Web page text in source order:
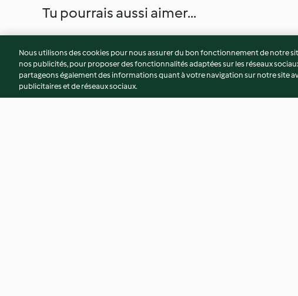
Tu pourrais aussi aimer...
Nous utilisons des cookies pour nous assurer du bon fonctionnement de notre
nos publicités, pour proposer des fonctionnalités adaptées sur les réseaux
partageons également des informations quant à votre navigation sur notre site
publicitaires et de réseaux sociaux.